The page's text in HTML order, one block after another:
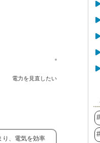
電力を見直したい
り、電気を効率